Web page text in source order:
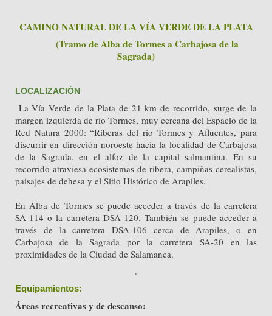
CAMINO NATURAL DE LA VÍA VERDE DE LA PLATA
(Tramo de Alba de Tormes a Carbajosa de la
Sagrada)
LOCALIZACIÓN
margen izquierda de río Tormes, muy cercana del Espacio de la
Red Natura 2000: “Riberas del río Tormes y Afluentes, para
discurrir en dirección noroeste hacia la localidad de Carbajosa
de la Sagrada, en el alfoz de la capital salmantina. En su
recorrido atraviesa ecosistemas de ribera, campiñas cerealistas,
paisajes de dehesa y el Sitio Histórico de Arapiles.
En Alba de Tormes se puede acceder a través de la carretera
SA-114 o la carretera DSA-120. También se puede acceder a
través de la carretera DSA-106 cerca de Arapiles, o en
Carbajosa de la Sagrada por la carretera SA-20 en las
.
Equipamientos:
Áreas recreativas y de descanso: